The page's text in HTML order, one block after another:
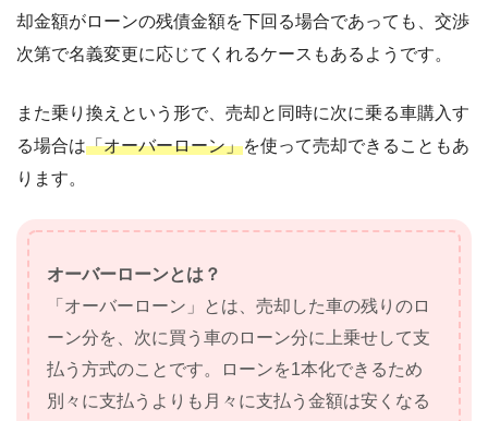
却金額がローンの残債金額を下回る場合であっても、交渉
次第で名義変更に応じてくれるケースもあるようです。
また乗り換えという形で、売却と同時に次に乗る車購入す
る場合は「オーバーローン」を使って売却できることもあ
ります。
オーバーローンとは？
「オーバーローン」とは、売却した車の残りのロ
ーン分を、次に買う車のローン分に上乗せして支
払う方式のことです。ローンを1本化できるため
別々に支払うよりも月々に支払う金額は安くなる